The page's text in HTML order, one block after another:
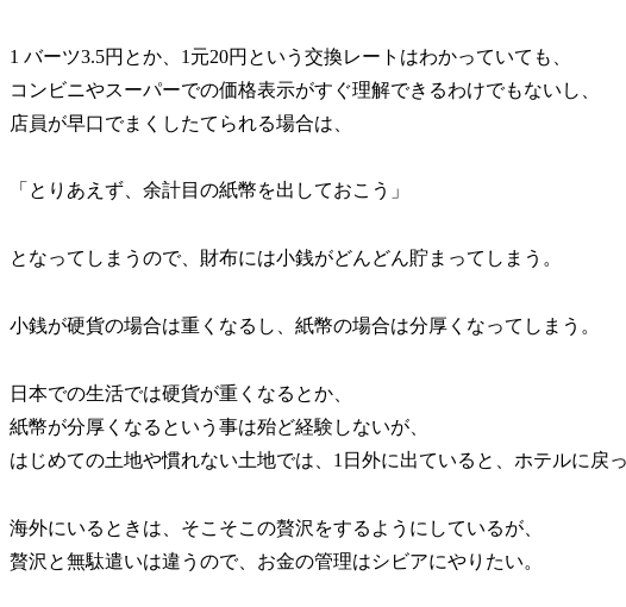
1 バーツ3.5円とか、1元20円という交換レートはわかっていても、
コンビニやスーパーでの価格表示がすぐ理解できるわけでもないし、
店員が早口でまくしたてられる場合は、
「とりあえず、余計目の紙幣を出しておこう」
となってしまうので、財布には小銭がどんどん貯まってしまう。
小銭が硬貨の場合は重くなるし、紙幣の場合は分厚くなってしまう。
日本での生活では硬貨が重くなるとか、
紙幣が分厚くなるという事は殆ど経験しないが、
はじめての土地や慣れない土地では、1日外に出ていると、ホテルに戻
海外にいるときは、そこそこの贅沢をするようにしているが、
贅沢と無駄遣いは違うので、お金の管理はシビアにやりたい。